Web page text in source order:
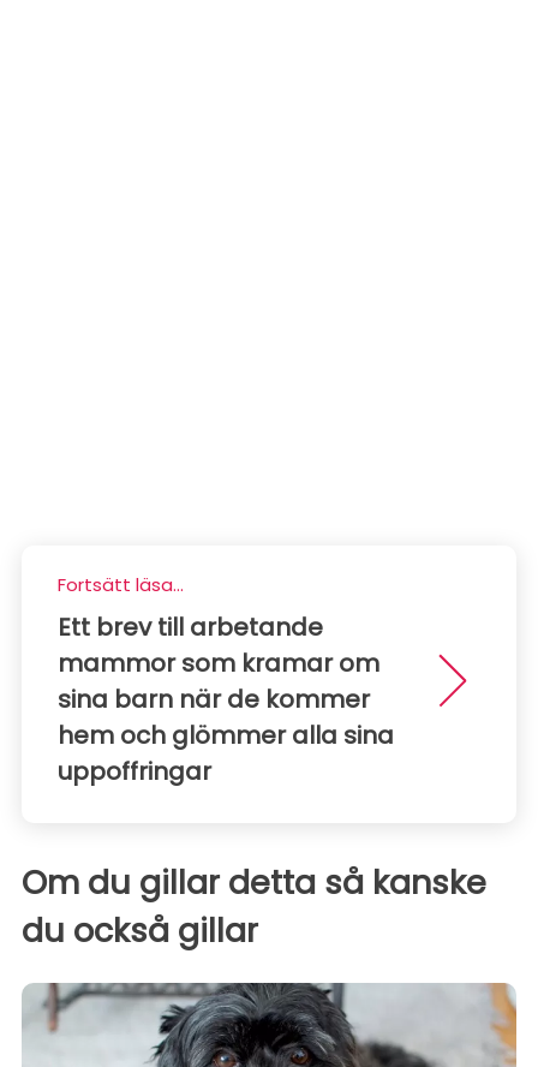
Fortsätt läsa...
Ett brev till arbetande
mammor som kramar om
sina barn när de kommer
hem och glömmer alla sina
uppoffringar
Om du gillar detta så kanske
du också gillar